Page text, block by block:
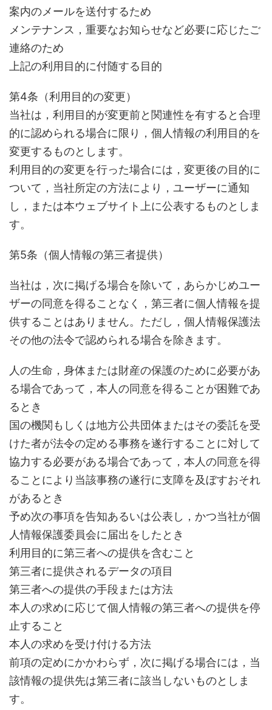
案内のメールを送付するため
メンテナンス，重要なお知らせなど必要に応じたご
連絡のため
上記の利用目的に付随する目的
第4条（利用目的の変更）
当社は，利用目的が変更前と関連性を有すると合理
的に認められる場合に限り，個人情報の利用目的を
変更するものとします。
利用目的の変更を行った場合には，変更後の目的に
ついて，当社所定の方法により，ユーザーに通知
し，または本ウェブサイト上に公表するものとしま
す。
第5条（個人情報の第三者提供）
当社は，次に掲げる場合を除いて，あらかじめユー
ザーの同意を得ることなく，第三者に個人情報を提
供することはありません。ただし，個人情報保護法
その他の法令で認められる場合を除きます。
人の生命，身体または財産の保護のために必要があ
る場合であって，本人の同意を得ることが困難であ
るとき
国の機関もしくは地方公共団体またはその委託を受
けた者が法令の定める事務を遂行することに対して
協力する必要がある場合であって，本人の同意を得
ることにより当該事務の遂行に支障を及ぼすおそれ
があるとき
予め次の事項を告知あるいは公表し，かつ当社が個
人情報保護委員会に届出をしたとき
利用目的に第三者への提供を含むこと
第三者に提供されるデータの項目
第三者への提供の手段または方法
本人の求めに応じて個人情報の第三者への提供を停
止すること
本人の求めを受け付ける方法
前項の定めにかかわらず，次に掲げる場合には，当
該情報の提供先は第三者に該当しないものとしま
す。